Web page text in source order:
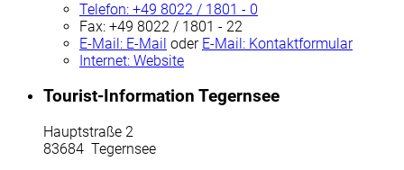
Telefon: +49 8022 / 1801 - 0
Fax: +49 8022 / 1801 - 22
E-Mail: E-Mail oder E-Mail: Kontaktformular
Internet: Website
Tourist-Information Tegernsee
Hauptstraße 2
83684 Tegernsee